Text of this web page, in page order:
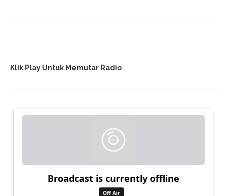
Klik Play Untuk Memutar Radio